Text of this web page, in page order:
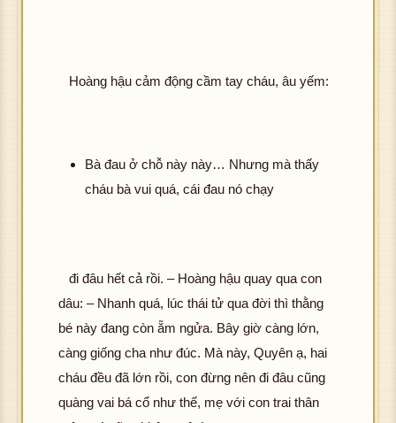
Hoàng hậu cảm động cầm tay cháu, âu yếm:
Bà đau ở chỗ này này… Nhưng mà thấy
cháu bà vui quá, cái đau nó chạy
đi đâu hết cả rồi. – Hoàng hậu quay qua con
dâu: – Nhanh quá, lúc thái tử qua đời thì thằng
bé này đang còn ẵm ngửa. Bây giờ càng lớn,
càng giống cha như đúc. Mà này, Quyên ạ, hai
cháu đều đã lớn rồi, con đừng nên đi đâu cũng
quàng vai bá cổ như thế, mẹ với con trai thân